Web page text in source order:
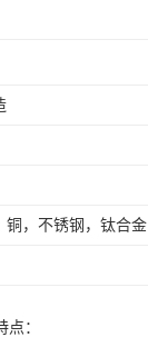
铜，不锈钢，钛合金
：